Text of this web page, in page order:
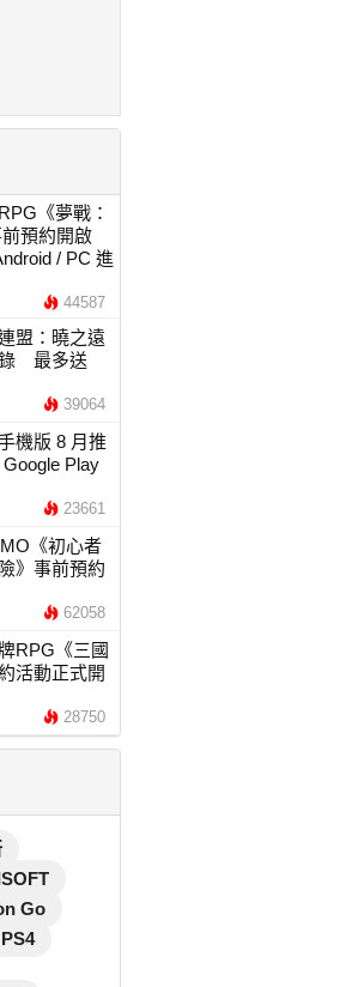
《夢戰：
預約開啟
/ PC 進
44587
盟：曉之遠
錄 最多送
39064
機版 8 月推
Play
23661
《初心者
》事前預約
62058
RPG《三國
活動正式開
28750
Go
PS4